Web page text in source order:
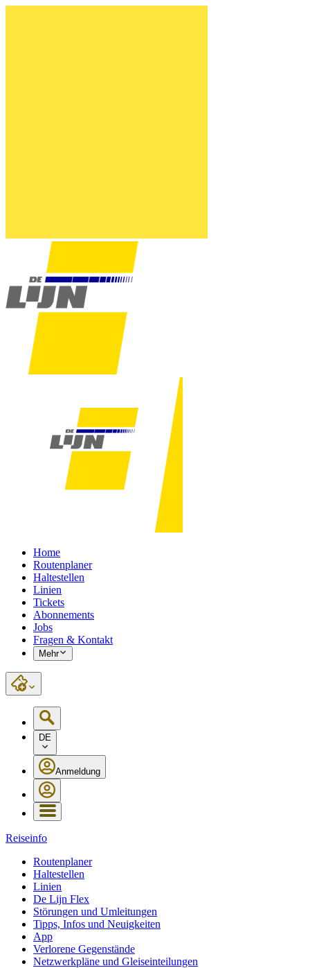
Home
Routenplaner
Haltestellen
Linien
Tickets
Abonnements
Jobs
Fragen & Kontakt
Mehr
DE
Anmeldung
Reiseinfo
Routenplaner
Haltestellen
Linien
De Lijn Flex
Störungen und Umleitungen
Tipps, Infos und Neuigkeiten
App
Verlorene Gegenstände
Netzwerkpläne und Gleiseinteilungen